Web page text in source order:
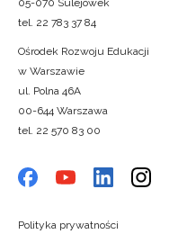
05-070 Sulejówek
tel. 22 783 37 84
Ośrodek Rozwoju Edukacji
w Warszawie
ul. Polna 46A
00-644 Warszawa
tel. 22 570 83 00
Polityka prywatności